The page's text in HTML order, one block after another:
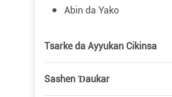
Abin da Yako
Tsarke da Ayyukan Cikinsa
Sashen Ɗaukar